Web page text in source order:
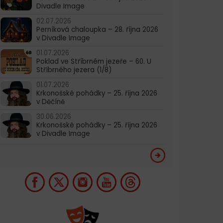
Divadle Image
02.07.2026
Perníková chaloupka – 28. října 2026
v Divadle Image
01.07.2026
Poklad ve Stříbrném jezeře – 60. U
Stříbrného jezera (1/8)
01.07.2026
Krkonošské pohádky – 25. října 2026
v Děčíně
30.06.2026
Krkonošské pohádky – 25. října 2026
v Divadle Image